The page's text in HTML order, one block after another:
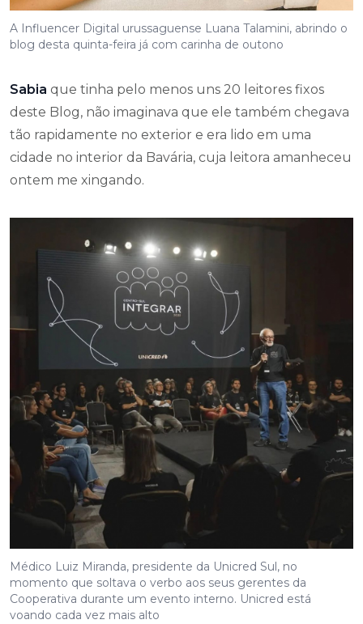
A Influencer Digital urussaguense Luana Talamini, abrindo o
blog desta quinta-feira já com carinha de outono
Sabia que tinha pelo menos uns 20 leitores fixos
deste Blog, não imaginava que ele também chegava
tão rapidamente no exterior e era lido em uma
cidade no interior da Bavária, cuja leitora amanheceu
ontem me xingando.
Médico Luiz Miranda, presidente da Unicred Sul, no
momento que soltava o verbo aos seus gerentes da
Cooperativa durante um evento interno. Unicred está
voando cada vez mais alto